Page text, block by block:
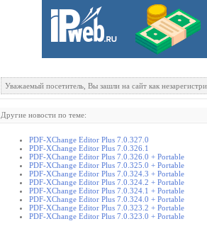
Уважаемый посетитель, Вы зашли на сайт как
Другие новости по теме:
PDF-XChange Editor Plus 7.0.327.0
PDF-XChange Editor Plus 7.0.326.1
PDF-XChange Editor Plus 7.0.326.0 + Portable
PDF-XChange Editor Plus 7.0.325.0 + Portable
PDF-XChange Editor Plus 7.0.324.3 + Portable
PDF-XChange Editor Plus 7.0.324.2 + Portable
PDF-XChange Editor Plus 7.0.324.1 + Portable
PDF-XChange Editor Plus 7.0.324.0 + Portable
PDF-XChange Editor Plus 7.0.323.2 + Portable
PDF-XChange Editor Plus 7.0.323.0 + Portable